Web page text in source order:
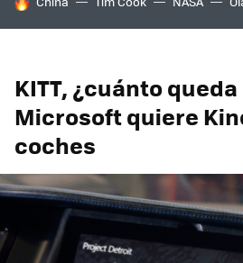
KITT, ¿cuánto
Microsoft quiere
coches